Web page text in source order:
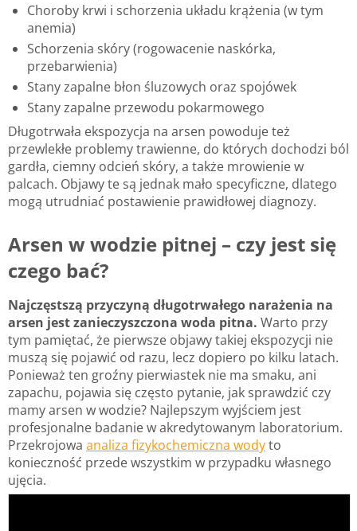
Choroby krwi i schorzenia układu krążenia (w tym
anemia)
Schorzenia skóry (rogowacenie naskórka,
przebarwienia)
Stany zapalne błon śluzowych oraz spojówek
Stany zapalne przewodu pokarmowego
Długotrwała ekspozycja na arsen powoduje też
przewlekłe problemy trawienne, do których dochodzi ból
gardła, ciemny odcień skóry, a także mrowienie w
palcach. Objawy te są jednak mało specyficzne, dlatego
mogą utrudniać postawienie prawidłowej diagnozy.
Arsen w wodzie pitnej – czy jest się
czego bać?
Najczęstszą przyczyną długotrwałego narażenia na
arsen jest zanieczyszczona woda pitna. Warto przy
tym pamiętać, że pierwsze objawy takiej ekspozycji nie
muszą się pojawić od razu, lecz dopiero po kilku latach.
Ponieważ ten groźny pierwiastek nie ma smaku, ani
zapachu, pojawia się często pytanie, jak sprawdzić czy
mamy arsen w wodzie? Najlepszym wyjściem jest
profesjonalne badanie w akredytowanym laboratorium.
Przekrojowa analiza fizykochemiczna wodyto
konieczność przede wszystkim w przypadku własnego
ujęcia.